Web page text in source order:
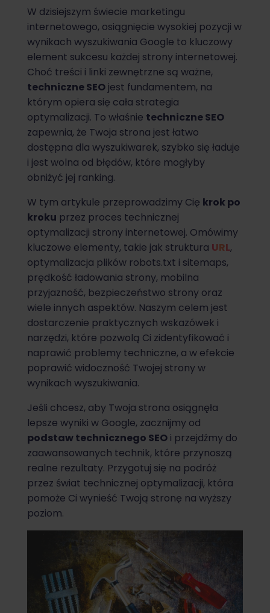
W dzisiejszym świecie marketingu
internetowego, osiągnięcie wysokiej pozycji w
wynikach wyszukiwania Google to kluczowy
element sukcesu każdej strony internetowej.
Choć treści i linki zewnętrzne są ważne,
techniczne SEO jest fundamentem, na
którym opiera się cała strategia
optymalizacji. To właśnie techniczne SEO
zapewnia, że Twoja strona jest łatwo
dostępna dla wyszukiwarek, szybko się ładuje
i jest wolna od błędów, które mogłyby
obniżyć jej ranking.
W tym artykule przeprowadzimy Cię krok po
kroku przez proces technicznej
optymalizacji strony internetowej. Omówimy
kluczowe elementy, takie jak struktura URL,
optymalizacja plików robots.txt i sitemaps,
prędkość ładowania strony, mobilna
przyjazność, bezpieczeństwo strony oraz
wiele innych aspektów. Naszym celem jest
dostarczenie praktycznych wskazówek i
narzędzi, które pozwolą Ci zidentyfikować i
naprawić problemy techniczne, a w efekcie
poprawić widoczność Twojej strony w
wynikach wyszukiwania.
Jeśli chcesz, aby Twoja strona osiągnęła
lepsze wyniki w Google, zacznijmy od
podstaw technicznego SEO i przejdźmy do
zaawansowanych technik, które przynoszą
realne rezultaty. Przygotuj się na podróż
przez świat technicznej optymalizacji, która
pomoże Ci wynieść Twoją stronę na wyższy
poziom.